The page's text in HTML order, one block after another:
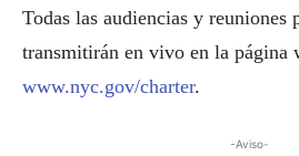
Todas las audiencias y reuniones
transmitirán en vivo en la página
www.nyc.gov/charter.
-Aviso-